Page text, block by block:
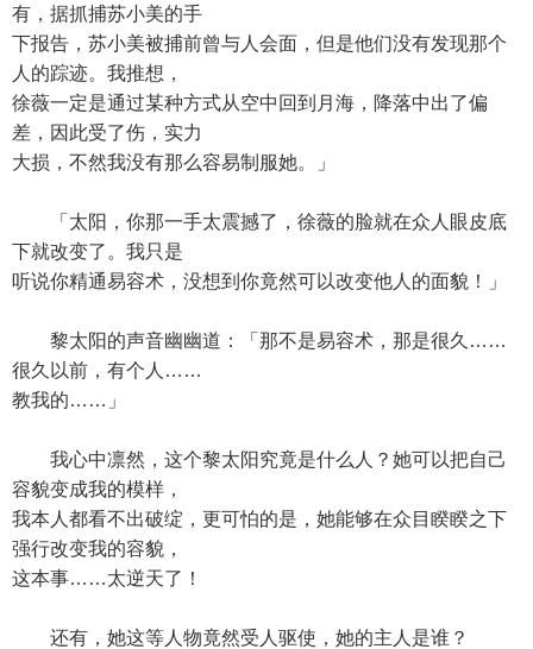
有，据抓捕苏小美的手
下报告，苏小美被捕前曾与人会面，但是他们没有发现那个
人的踪迹。我推想，
徐薇一定是通过某种方式从空中回到月海，降落中出了偏
差，因此受了伤，实力
大损，不然我没有那么容易制服她。」
「太阳，你那一手太震撼了，徐薇的脸就在众人眼皮底
下就改变了。我只是
听说你精通易容术，没想到你竟然可以改变他人的面貌！」
黎太阳的声音幽幽道：「那不是易容术，那是很久……
很久以前，有个人……
教我的……」
我心中凛然，这个黎太阳究竟是什么人？她可以把自己
容貌变成我的模样，
我本人都看不出破绽，更可怕的是，她能够在众目睽睽之下
强行改变我的容貌，
这本事……太逆天了！
还有，她这等人物竟然受人驱使，她的主人是谁？